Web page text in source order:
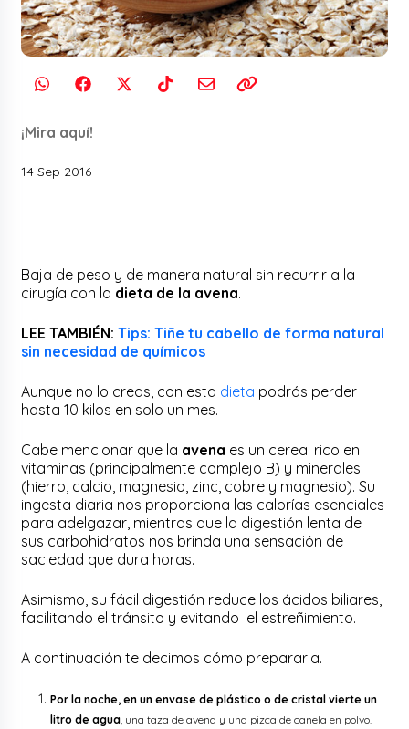
¡Mira aquí!
14 Sep 2016
Baja de peso y de manera natural sin recurrir a la
cirugía con la dieta de la avena.
LEE TAMBIÉN:Tips: Tiñe tu cabello de forma natural
sin necesidad de químicos
Aunque no lo creas, con esta dieta podrás perder
hasta 10 kilos en solo un mes.
Cabe mencionar que la avena es un cereal rico en
vitaminas (principalmente complejo B) y minerales
(hierro, calcio, magnesio, zinc, cobre y magnesio). Su
ingesta diaria nos proporciona las calorías esenciales
para adelgazar, mientras que la digestión lenta de
sus carbohidratos nos brinda una sensación de
saciedad que dura horas.
Asimismo, su fácil digestión reduce los ácidos biliares,
facilitando el tránsito y evitando el estreñimiento.
A continuación te decimos cómo prepararla.
Por la noche, en un envase de plástico o de cristal vierte un
litro de agua , una taza de avena y una pizca de canela en polvo.